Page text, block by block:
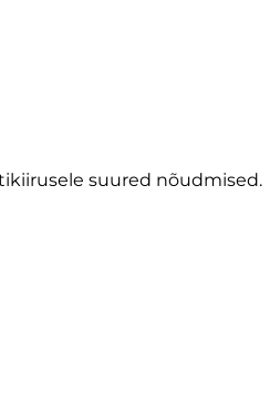
suured nõudmised.